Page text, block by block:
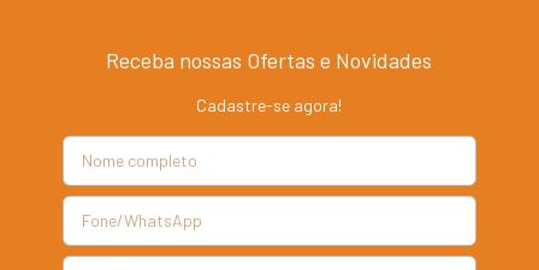
Receba nossas Ofertas e Novidades
Cadastre-se agora!